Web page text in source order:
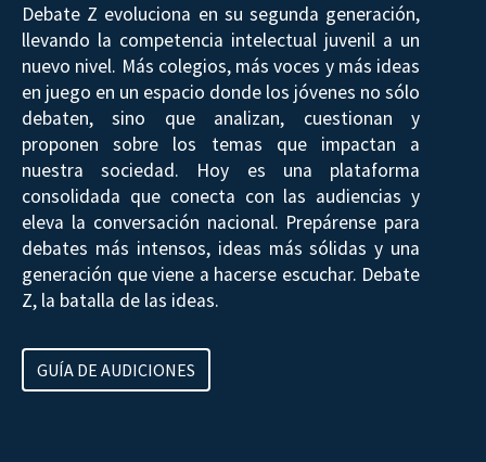
Debate Z evoluciona en su segunda generación,
llevando la competencia intelectual juvenil a un
nuevo nivel. Más colegios, más voces y más ideas
en juego en un espacio donde los jóvenes no sólo
debaten, sino que analizan, cuestionan y
proponen sobre los temas que impactan a
nuestra sociedad. Hoy es una plataforma
consolidada que conecta con las audiencias y
eleva la conversación nacional. Prepárense para
debates más intensos, ideas más sólidas y una
generación que viene a hacerse escuchar. Debate
Z, la batalla de las ideas.
GUÍA DE AUDICIONES